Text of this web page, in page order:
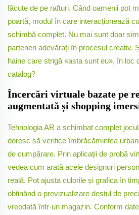
făcute de pe rafturi. Când oamenii pot
poartă, modul în care interacționează
schimbă complet. Nu mai sunt doar
parteneri adevărați în procesul creativ.
haine care strigă «asta sunt eu», în loc
catalog?
Încercări virtuale bazate pe
augmentată și shopping
Tehnologia AR a schimbat complet
doresc să verifice îmbrăcămintea
de cumpărare. Prin aplicații de probă
vedea cum arată acele designuri
reală. Pot ajusta culorile și grafica în
obținând o previzualizare destul de
vreodată într-un magazin. Conform